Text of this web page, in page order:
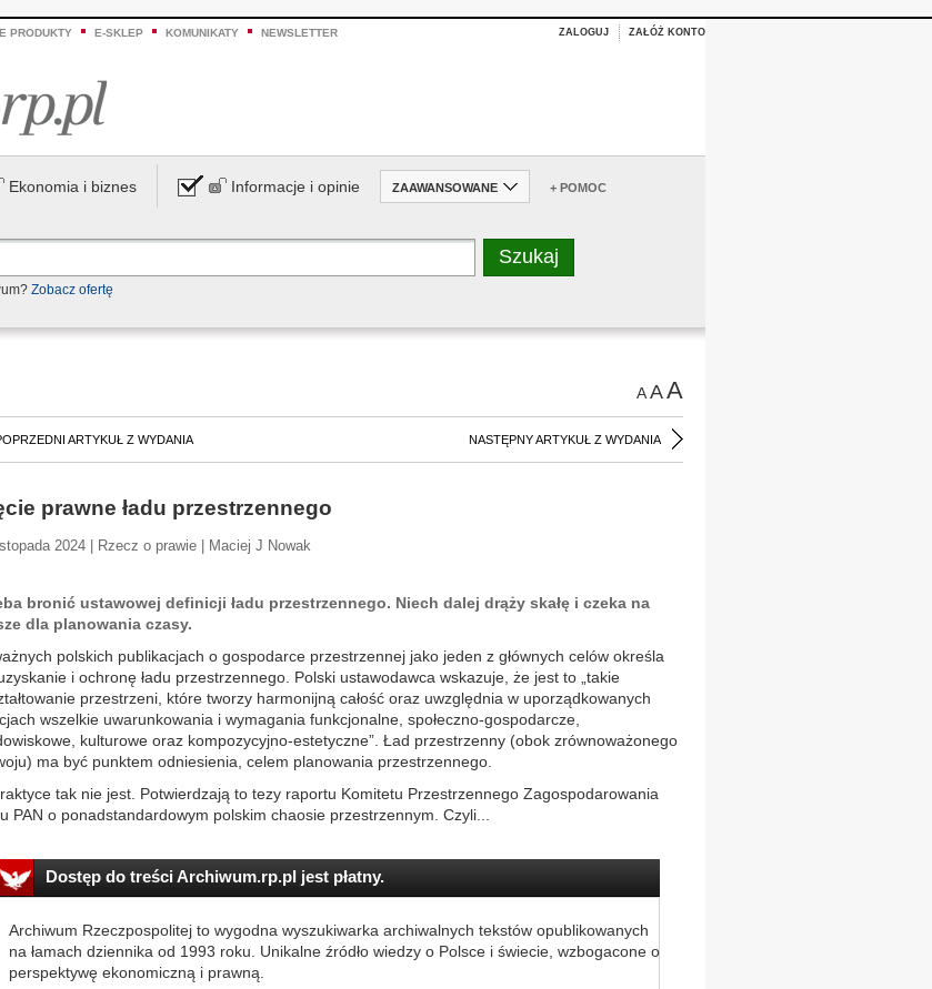
PRODUKTY E-SKLEP KOMUNIKATY NEWSLETTER ZALOGUJ ZAŁÓŻ KONTO
Ekonomia i biznes Informacje i opinie ZAAWANSOWANE + POMOC
Zobacz ofertę
AAA
ARTYKUŁ Z WYDANIA NASTĘPNY ARTYKUŁ Z WYDANIA
prawne ładu przestrzennego
2024 | Rzecz o prawie | Maciej J Nowak
bronić ustawowej definicji ładu przestrzennego. Niech dalej drąży skałę i czeka na
dla planowania czasy.
polskich publikacjach o gospodarce przestrzennej jako jeden z głównych celów określa
i ochronę ładu przestrzennego. Polski ustawodawca wskazuje, że jest to „takie
przestrzeni, które tworzy harmonijną całość oraz uwzględnia w uporządkowanych
wszelkie uwarunkowania i wymagania funkcjonalne, społeczno-gospodarcze,
kulturowe oraz kompozycyjno-estetyczne”. Ład przestrzenny (obok zrównoważonego
ma być punktem odniesienia, celem planowania przestrzennego.
tak nie jest. Potwierdzają to tezy raportu Komitetu Przestrzennego Zagospodarowania
PAN o ponadstandardowym polskim chaosie przestrzennym. Czyli...
Dostęp do treści Archiwum.rp.pl jest płatny.
Archiwum Rzeczpospolitej to wygodna wyszukiwarka archiwalnych tekstów opublikowanych
na łamach dziennika od 1993 roku. Unikalne źródło wiedzy o Polsce i świecie, wzbogacone o
perspektywę ekonomiczną i prawną.